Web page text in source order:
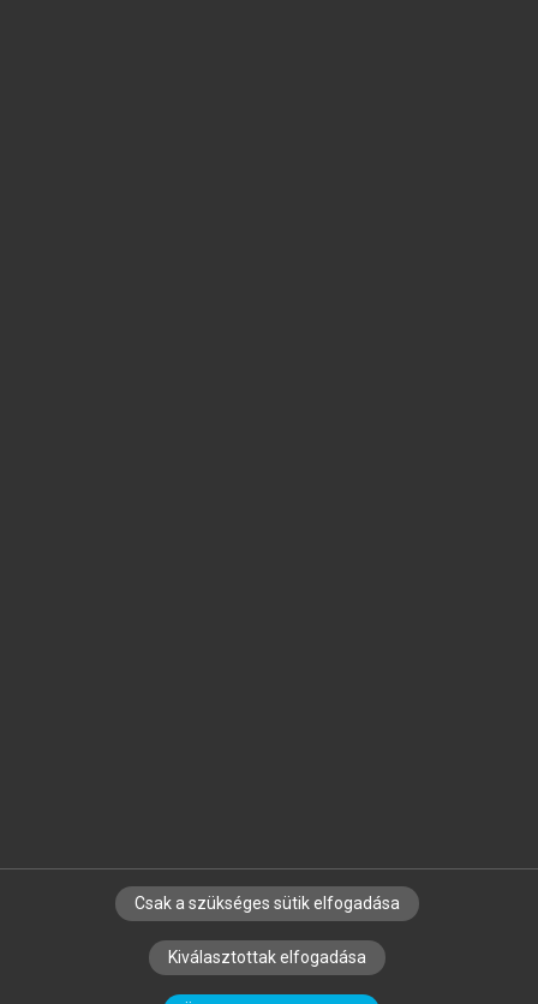
SZERZŐKNEK CÉGEKNEK KÖNYVTÁROSOKNAK
SZERKESZTÉSI ÉS LEKTORÁLÁSI ALAPELVEK
Csak a szükséges sütik elfogadása
Kiválasztottak elfogadása